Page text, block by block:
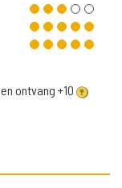
ontvang +10